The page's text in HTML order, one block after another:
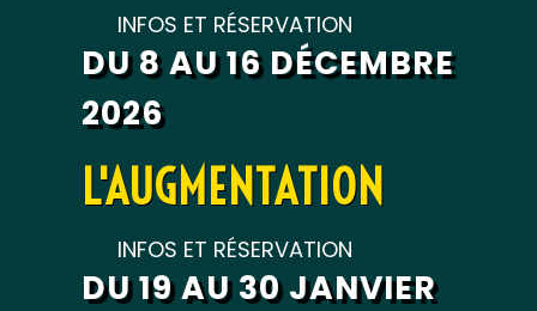
INFOS ET RÉSERVATION
DU 8 AU 16 DÉCEMBRE
2026
L'AUGMENTATION
INFOS ET RÉSERVATION
DU 19 AU 30 JANVIER